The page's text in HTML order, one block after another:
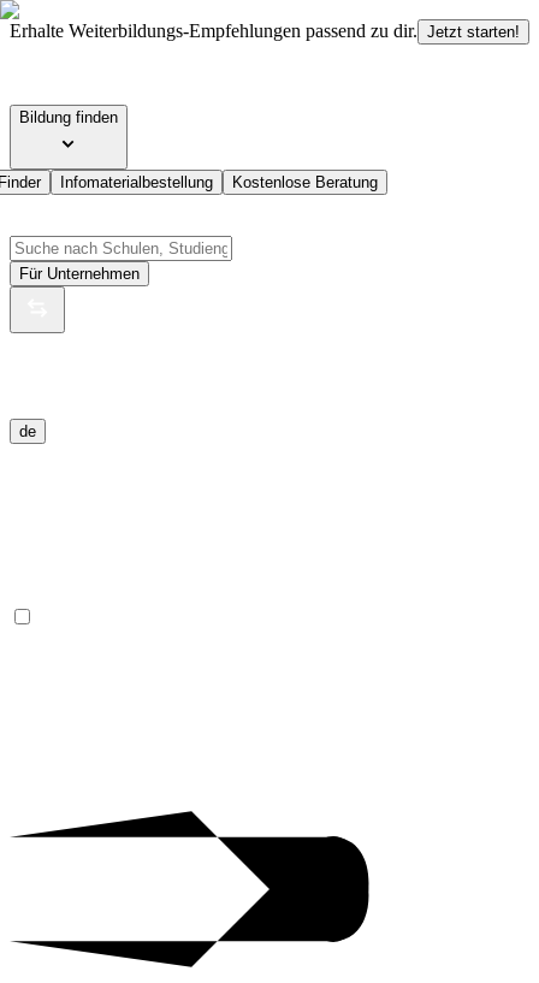
Erhalte Weiterbildungs-Empfehlungen passend zu dir. Jetzt starten!
Bildung finden
Infomaterialbestellung Kostenlose Beratung
Für Unternehmen
de